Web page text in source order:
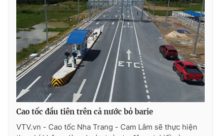
VTV Sức khoẻ Bất động sản
Thị trường 24h Tấm lòng Việt
VTV4 Vươn mình bằng AI
VTV9 VTV8
Liên hệ tòa soạn English
Cao tốc đầu tiên trên cả nước bỏ barie
VTV.vn - Cao tốc Nha Trang - Cam Lâm sẽ thực hiện